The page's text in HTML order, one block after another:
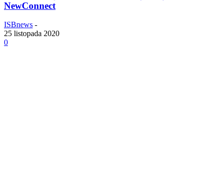
NewConnect
ISBnews -
25 listopada 2020
0